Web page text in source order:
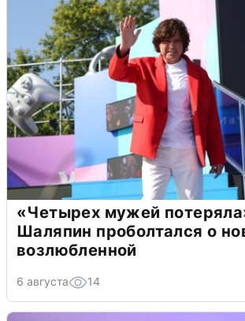
«Четырех мужей
Шаляпин проболтался о
возлюбленной
6 августа 14